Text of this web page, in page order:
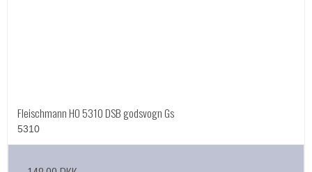
Fleischmann HO 5310 DSB godsvogn Gs
5310